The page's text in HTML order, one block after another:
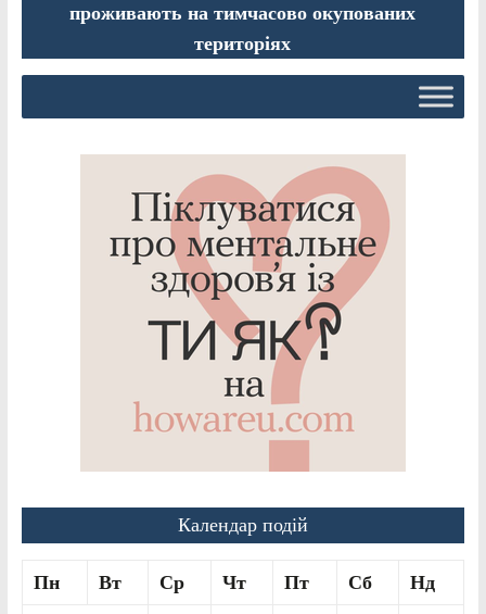
проживають на тимчасово окупованих
територіях
Календар подій
Пн Вт Ср Чт Пт Сб Нд